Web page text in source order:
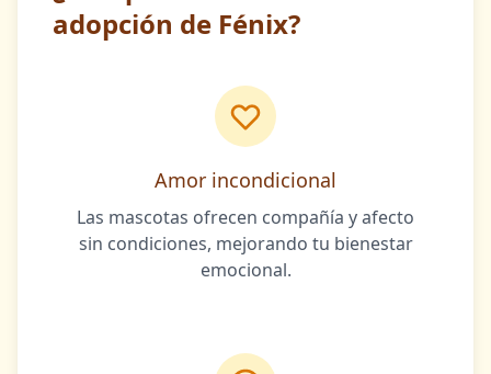
adopción de Fénix?
Amor incondicional
Las mascotas ofrecen compañía y afecto
sin condiciones, mejorando tu bienestar
emocional.